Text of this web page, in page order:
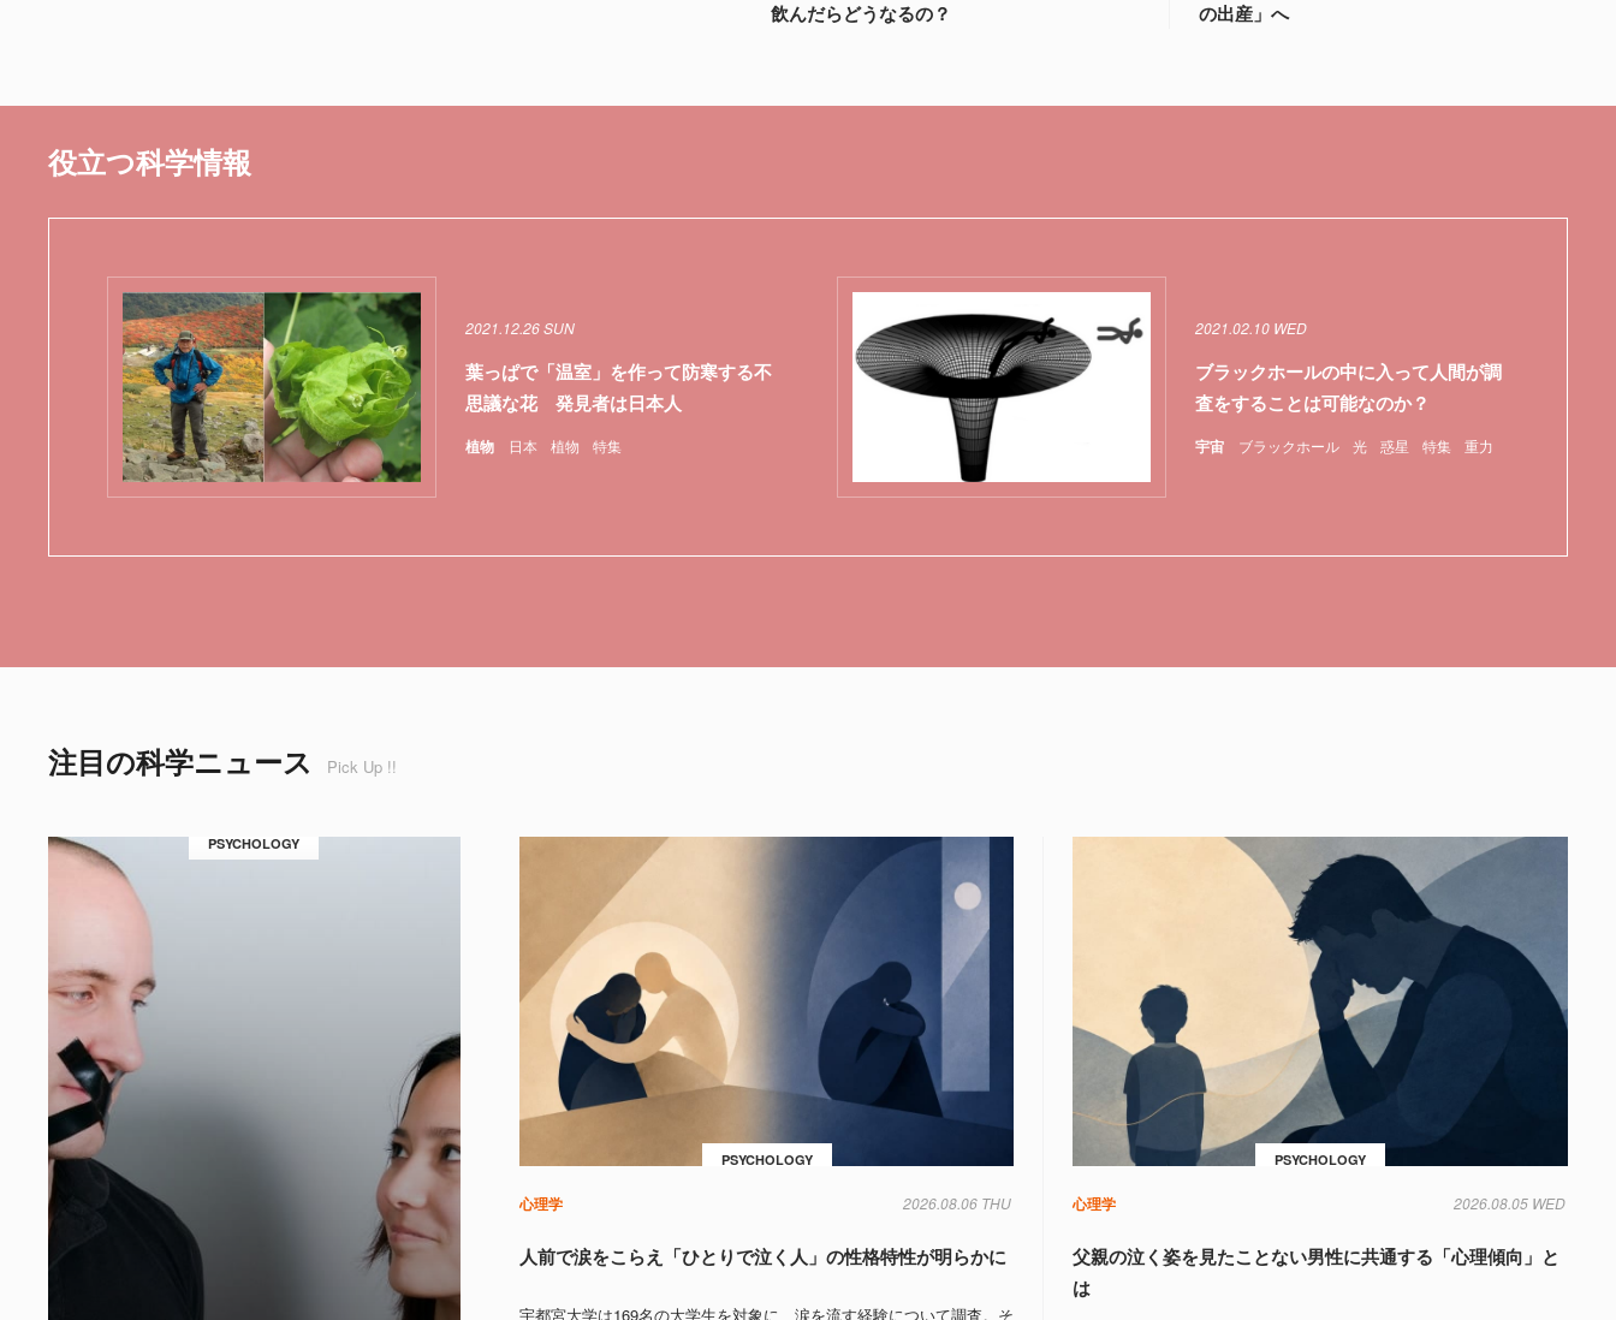
飲んだらどうなるの？
の出産」へ
役立つ科学情報
植物 日本 植物 特集
2021.12.26 SUN
葉っぱで「温室」を作って防寒する不
思議な花 発見者は日本人
宇宙 ブラックホール 光 惑星 特集 重力
2021.02.10 WED
ブラックホールの中に入って人間が調
査をすることは可能なのか？
注目の科学ニュース Pick Up !!
PSYCHOLOGY
PSYCHOLOGY
心理学 2026.08.06 THU
人前で涙をこらえ「ひとりで泣く人」の性格特性が明らかに
宇都宮大学は169名の大学生を対象に、涙を流す経験について調査。そ
PSYCHOLOGY
心理学 2026.08.05 WED
父親の泣く姿を見たことない男性に共通する「心理傾向」と
は